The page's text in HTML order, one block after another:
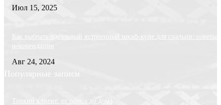
Июл 15, 2025
Как выбрать идеальный встроенный шкаф-купе для спальни: советы
рекомендации
Авг 24, 2024
Популярные записи
Тонкий клиент: от офиса до дома